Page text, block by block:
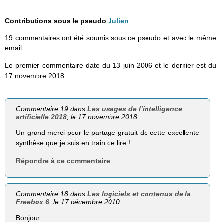
Contributions sous le pseudo Julien
19 commentaires ont été soumis sous ce pseudo et avec le même
email.
Le premier commentaire date du 13 juin 2006 et le dernier est du
17 novembre 2018.
Commentaire 19 dansLes usages de l’intelligence
artificielle 2018, le 17 novembre 2018
Un grand merci pour le partage gratuit de cette excellente
synthèse que je suis en train de lire !
Répondre à ce commentaire
Commentaire 18 dansLes logiciels et contenus de la
Freebox 6 , le 17 décembre 2010
Bonjour